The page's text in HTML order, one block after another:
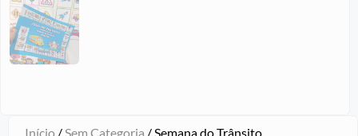
Início /Sem Categoria / Semana do Trânsito